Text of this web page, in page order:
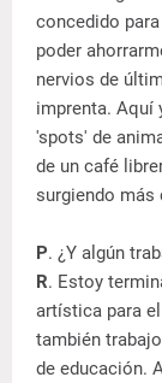
concedido
poder
nervios de
imprenta. Aquí
'spots' de
de un café
surgiendo más
P. ¿Y algún
R. Estoy
artística para
también
de educación.